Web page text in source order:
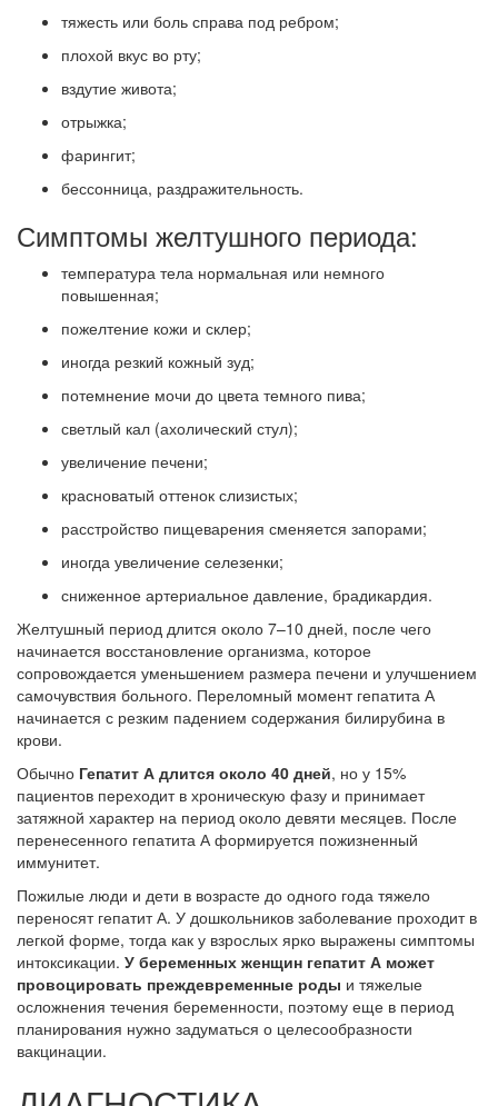
тяжесть или боль справа под ребром;
плохой вкус во рту;
вздутие живота;
отрыжка;
фарингит;
бессонница, раздражительность.
Симптомы желтушного периода:
температура тела нормальная или немного
повышенная;
пожелтение кожи и склер;
иногда резкий кожный зуд;
потемнение мочи до цвета темного пива;
светлый кал (ахолический стул);
увеличение печени;
красноватый оттенок слизистых;
расстройство пищеварения сменяется запорами;
иногда увеличение селезенки;
сниженное артериальное давление, брадикардия.
Желтушный период длится около 7–10 дней, после чего
начинается восстановление организма, которое
сопровождается уменьшением размера печени и улучшением
самочувствия больного. Переломный момент гепатита А
начинается с резким падением содержания билирубина в
крови.
Обычно Гепатит А длится около 40 дней, но у 15%
пациентов переходит в хроническую фазу и принимает
затяжной характер на период около девяти месяцев. После
перенесенного гепатита А формируется пожизненный
иммунитет.
Пожилые люди и дети в возрасте до одного года тяжело
переносят гепатит А. У дошкольников заболевание проходит в
легкой форме, тогда как у взрослых ярко выражены симптомы
интоксикации. У беременных женщин гепатит А может
провоцировать преждевременные роды и тяжелые
осложнения течения беременности, поэтому еще в период
планирования нужно задуматься о целесообразности
вакцинации.